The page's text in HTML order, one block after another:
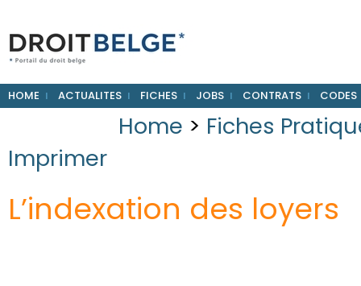
HOME ACTUALITES FICHES JOBS CONTRATS CODES
Home > Fiches
Imprimer
L’indexation des loyers